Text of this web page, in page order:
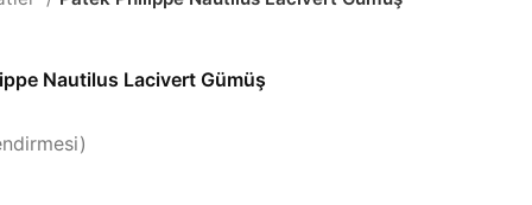
Nautilus Lacivert Gümüş